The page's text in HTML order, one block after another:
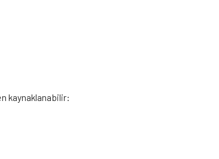
kaynaklanabilir: